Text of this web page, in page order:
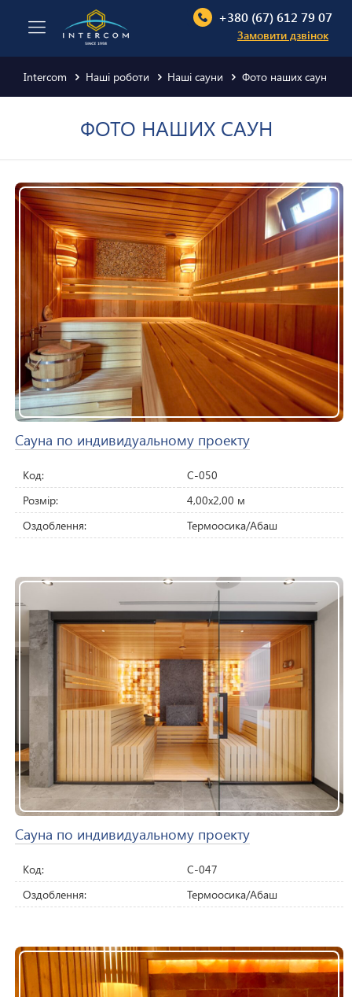
+380 (67) 612 79 07
Замовити дзвінок
Intercom Наші роботи Наші сауни Фото наших саун
ФОТО НАШИХ САУН
Сауна по индивидуальному проекту
Код:
C-050
Розмір:
4,00х2,00 м
Оздоблення:
Термоосика/Абаш
Сауна по индивидуальному проекту
Код:
C-047
Оздоблення:
Термоосика/Абаш